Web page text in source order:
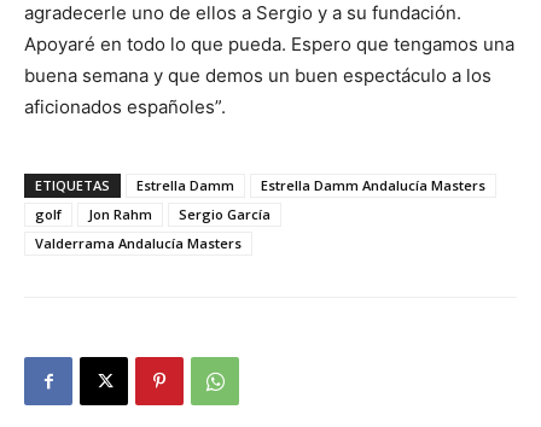
agradecerle uno de ellos a Sergio y a su fundación.
Apoyaré en todo lo que pueda. Espero que tengamos una
buena semana y que demos un buen espectáculo a los
aficionados españoles”.
ETIQUETAS Estrella Damm
Estrella Damm Andalucía Masters
golf
Jon Rahm
Sergio García
Valderrama Andalucía Masters